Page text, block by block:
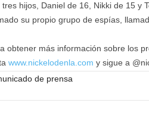
tres hijos, Daniel de 16, Nikki de 15 y
su propio grupo de espías,
obtener más información sobre los
www.nickelodenla.com y sigue a
de prensa